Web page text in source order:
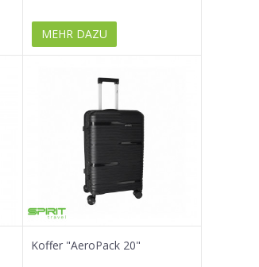
MEHR DAZU
Koffer "AeroPack 20"